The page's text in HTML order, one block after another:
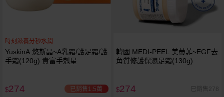
時刻滋養分秒水潤
YuskinA 悠斯晶~A乳霜/護足霜/護
手霜(120g) 貴富手剋星
$274 已銷售1.5萬
韓國 MEDI-PEEL 美蒂菲~EGF去
角質修護保濕足霜(130g)
$274 已銷售278